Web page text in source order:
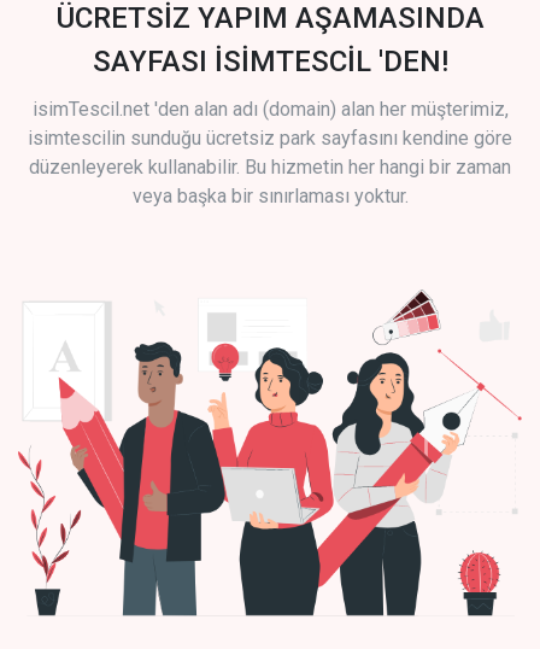
ÜCRETSİZ YAPIM AŞAMASINDA
SAYFASI İSİMTESCİL 'DEN!
isimTescil.net 'den alan adı (domain) alan her müşterimiz,
isimtescilin sunduğu ücretsiz park sayfasını kendine göre
düzenleyerek kullanabilir. Bu hizmetin her hangi bir zaman
veya başka bir sınırlaması yoktur.